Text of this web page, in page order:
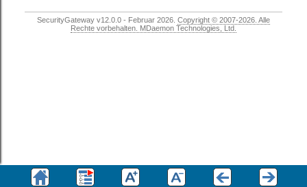
SecurityGateway v12.0.0 - Februar 2026. Copyright © 2007-2026. Alle
Rechte vorbehalten. MDaemon Technologies, Ltd.